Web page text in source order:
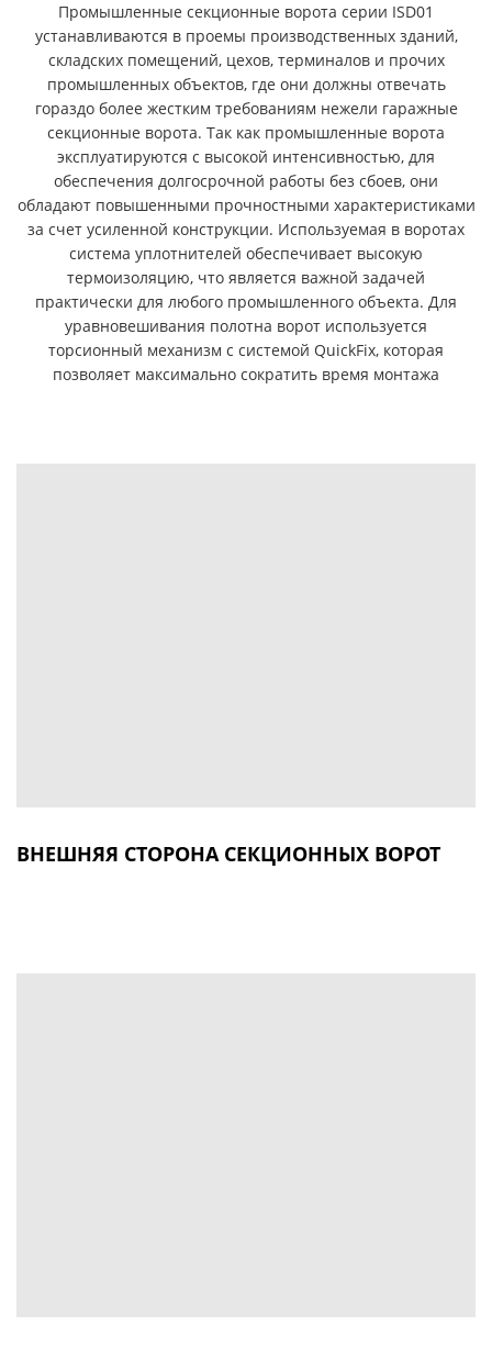
Промышленные секционные ворота серии ISD01
устанавливаются в проемы производственных зданий,
складских помещений, цехов, терминалов и прочих
промышленных объектов, где они должны отвечать
гораздо более жестким требованиям нежели гаражные
секционные ворота. Так как промышленные ворота
эксплуатируются с высокой интенсивностью, для
обеспечения долгосрочной работы без сбоев, они
обладают повышенными прочностными характеристиками
за счет усиленной конструкции. Используемая в воротах
система уплотнителей обеспечивает высокую
термоизоляцию, что является важной задачей
практически для любого промышленного объекта. Для
уравновешивания полотна ворот используется
торсионный механизм с системой QuickFix, которая
позволяет максимально сократить время монтажа
ВНЕШНЯЯ СТОРОНА СЕКЦИОННЫХ ВОРОТ